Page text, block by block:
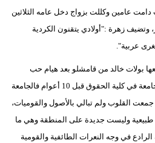
دامت عامين وكللت بزواج دخل عامه الثلاثين
وتضيف زهرة :"أولادي يتقنون الكردية
عربية".
بولات خالد من قامشلو بعد هيام حب
رافقهما طيلة أيام الدراسة في الجامعة في كلية الحقوق قبل 10 أعوام فالجامعة
القلوب ولم تبالي بالأصول والقوميات،
وليست جديدة على المنطقة وهي ما
في وجه النعرات الطائفية والقومية